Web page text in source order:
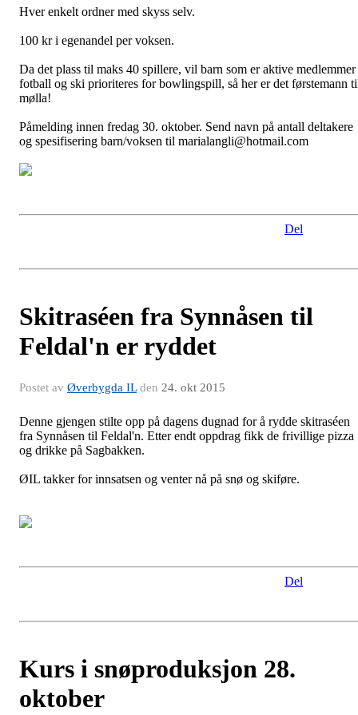
Hver enkelt ordner med skyss selv.
100 kr i egenandel per voksen.
Da det plass til maks 40 spillere, vil barn som er aktive
fotball og ski prioriteres for bowlingspill, så her er det førstemann
mølla!
Påmelding innen fredag 30. oktober. Send navn på antall deltakere
og spesifisering barn/voksen til marialangli@hotmail.com
Del
Skitraséen fra Synnåsen til
Feldal'n er ryddet
Postet av Øverbygda ILden 24. okt 2015
Denne gjengen stilte opp på dagens dugnad for å rydde skitraséen
fra Synnåsen til Feldal'n. Etter endt oppdrag fikk de frivillige pizza
og drikke på Sagbakken.
ØIL takker for innsatsen og venter nå på snø og skiføre.
Del
Kurs i snøproduksjon 28.
oktober